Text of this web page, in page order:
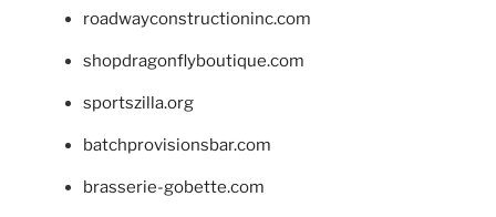
roadwayconstructioninc.com
shopdragonflyboutique.com
sportszilla.org
batchprovisionsbar.com
brasserie-gobette.com